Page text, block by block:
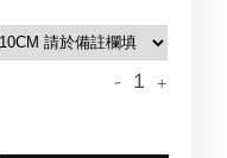
- +